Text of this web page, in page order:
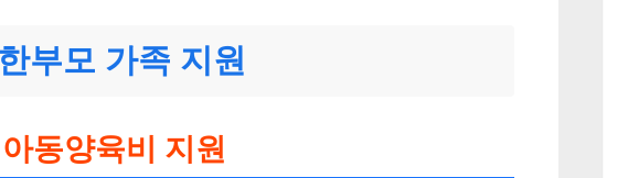
부모 가족 지원
동양육비 지원